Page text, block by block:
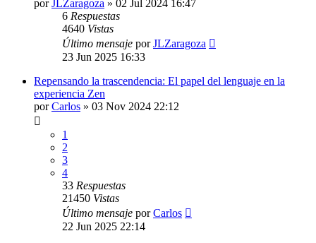
porJLZaragoza » 02 Jul 2024 16:47
6 Respuestas
4640 Vistas
Último mensaje porJLZaragoza
23 Jun 2025 16:33
Repensando la trascendencia: El papel del lenguaje en la
experiencia Zen
porCarlos » 03 Nov 2024 22:12
1
2
3
4
33 Respuestas
21450 Vistas
Último mensaje porCarlos
22 Jun 2025 22:14